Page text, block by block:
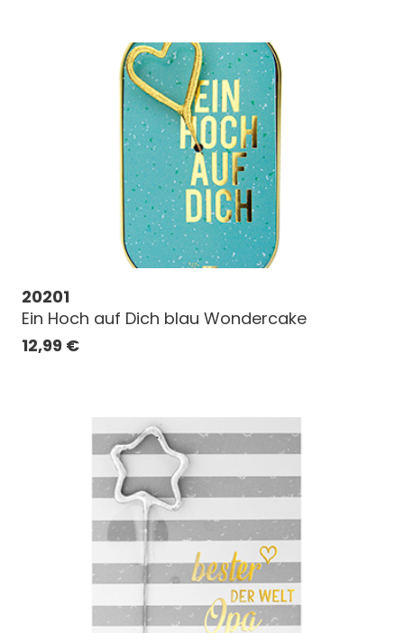
20201
Ein Hoch auf Dich blau Wondercake
12,99 €